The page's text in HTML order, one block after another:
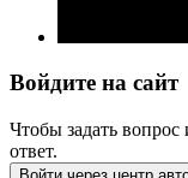
Войдите на сайт
Чтобы задать
ответ.